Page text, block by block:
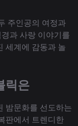
주인공의 여정과
과 사랑 이야기를
세계에 감동과 놀
릭은
밤문화를 선도하는
판에서 트렌디한